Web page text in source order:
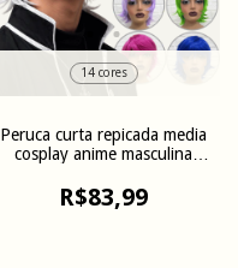
14 cores
Peruca curta repicada media
cosplay anime masculina
R$83,99